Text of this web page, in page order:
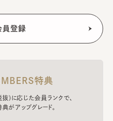
特典
)に応じた会員ランクで、
がアップグレード。